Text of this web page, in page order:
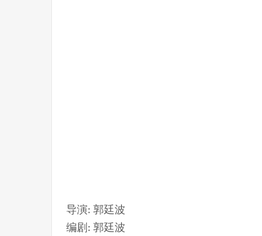
导演: 郭廷波
编剧: 郭廷波